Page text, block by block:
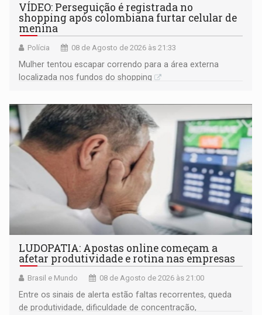
VÍDEO: Perseguição é registrada no
shopping após colombiana furtar celular de
menina
Polícia 08 de Agosto de 2026 às 21:33
Mulher tentou escapar correndo para a área externa
localizada nos fundos do shopping
LUDOPATIA: Apostas online começam a
afetar produtividade e rotina nas empresas
Brasil e Mundo 08 de Agosto de 2026 às 21:00
Entre os sinais de alerta estão faltas recorrentes, queda
de produtividade, dificuldade de concentração,